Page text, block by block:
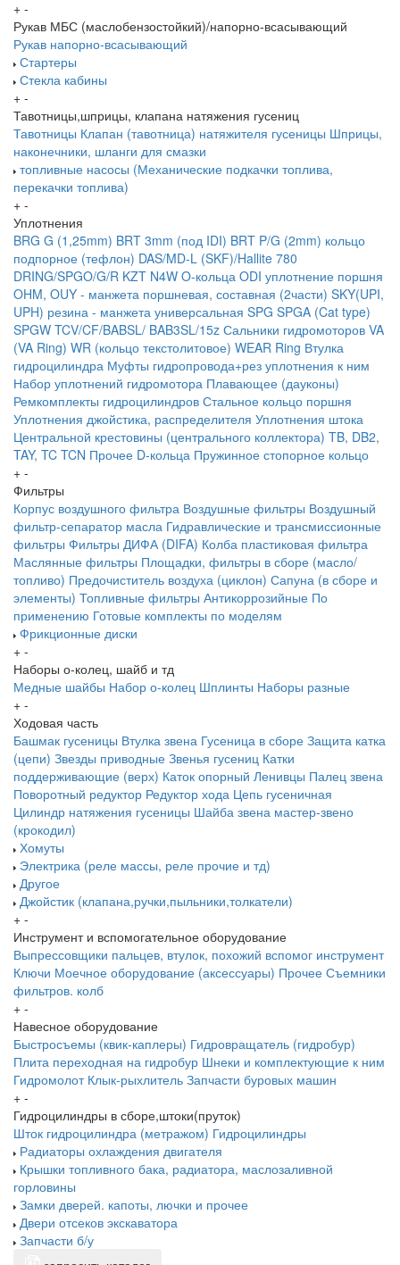
+ -
Рукав МБС (маслобензостойкий)/напорно-всасывающий
Рукав напорно-всасывающий
Стартеры
Стекла кабины
+ -
Тавотницы,шприцы, клапана натяжения гусениц
Тавотницы Клапан (тавотница) натяжителя гусеницы Шприцы,
наконечники, шланги для смазки
топливные насосы (Механические подкачки топлива,
перекачки топлива)
+ -
Уплотнения
BRG G (1,25mm) BRT 3mm (под IDI) BRT P/G (2mm) кольцо
подпорное (тефлон) DAS/MD-L (SKF)/Hallite 780
DRING/SPGO/G/R KZT N4W O-кольца ODI уплотнение поршня
OHM, OUY - манжета поршневая, составная (2части) SKY(UPI,
UPH) резина - манжета универсальная SPG SPGA (Cat type)
SPGW TCV/CF/BABSL/ BAB3SL/15z Сальники гидромоторов VA
(VA Ring) WR (кольцо текстолитовое) WEAR Ring Втулка
гидроцилиндра Муфты гидропровода+рез уплотнения к ним
Набор уплотнений гидромотора Плавающее (дауконы)
Ремкомплекты гидроцилиндров Стальное кольцо поршня
Уплотнения джойстика, распределителя Уплотнения штока
Центральной крестовины (центрального коллектора) TB, DB2,
TAY, TC TCN Прочее D-кольца Пружинное стопорное кольцо
+ -
Фильтры
Корпус воздушного фильтра Воздушные фильтры Воздушный
фильтр-сепаратор масла Гидравлические и трансмиссионные
фильтры Фильтры ДИФА (DIFA) Колба пластиковая фильтра
Маслянные фильтры Площадки, фильтры в сборе (масло/
топливо) Предочиститель воздуха (циклон) Сапуна (в сборе и
элементы) Топливные фильтры Антикоррозийные По
применению Готовые комплекты по моделям
Фрикционные диски
+ -
Наборы о-колец, шайб и тд
Медные шайбы Набор о-колец Шплинты Наборы разные
+ -
Ходовая часть
Башмак гусеницы Втулка звена Гусеница в сборе Защита катка
(цепи) Звезды приводные Звенья гусениц Катки
поддерживающие (верх) Каток опорный Ленивцы Палец звена
Поворотный редуктор Редуктор хода Цепь гусеничная
Цилиндр натяжения гусеницы Шайба звена мастер-звено
(крокодил)
Хомуты
Электрика (реле массы, реле прочие и тд)
Другое
Джойстик (клапана,ручки,пыльники,толкатели)
+ -
Инструмент и вспомогательное оборудование
Выпрессовщики пальцев, втулок, похожий вспомог инструмент
Ключи Моечное оборудование (аксессуары) Прочее Съемники
фильтров. колб
+ -
Навесное оборудование
Быстросъемы (квик-каплеры) Гидровращатель (гидробур)
Плита переходная на гидробур Шнеки и комплектующие к ним
Гидромолот Клык-рыхлитель Запчасти буровых машин
+ -
Гидроцилиндры в сборе,штоки(пруток)
Шток гидроцилиндра (метражом) Гидроцилиндры
Радиаторы охлаждения двигателя
Крышки топливного бака, радиатора, маслозаливной
горловины
Замки дверей. капоты, лючки и прочее
Двери отсеков экскаватора
Запчасти б/у